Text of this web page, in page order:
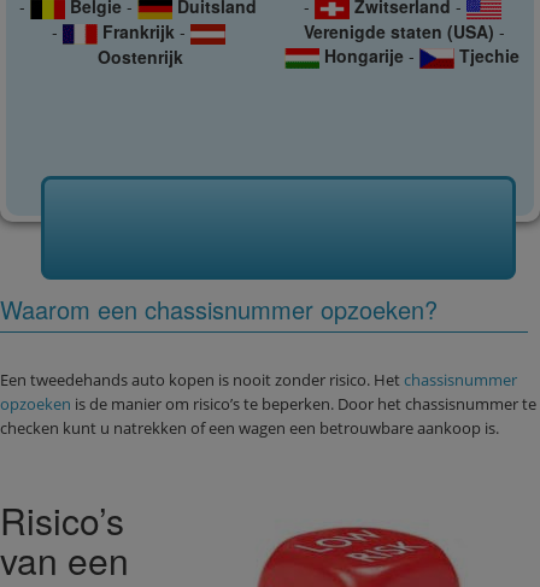
- Belgie -
Duitsland
-
Frankrijk -
Oostenrijk
- Zwitserland -
Verenigde staten (USA) -
Hongarije - Tjechie
Waarom een chassisnummer opzoeken?
Een tweedehands auto kopen is nooit zonder risico. Hetchassisnummer
opzoeken is de manier om risico’s te beperken. Door het chassisnummer te
checken kunt u natrekken of een wagen een betrouwbare aankoop is.
Risico’s
van een